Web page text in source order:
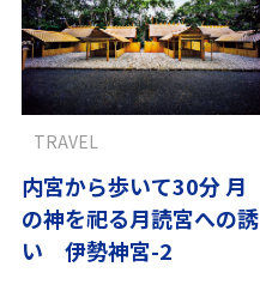
内宮から歩いて30分 月
の神を祀る月読宮への誘
い 伊勢神宮-2
TRAVEL